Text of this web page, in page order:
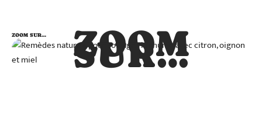
ZOOM
SUR…
ZOOM SUR…